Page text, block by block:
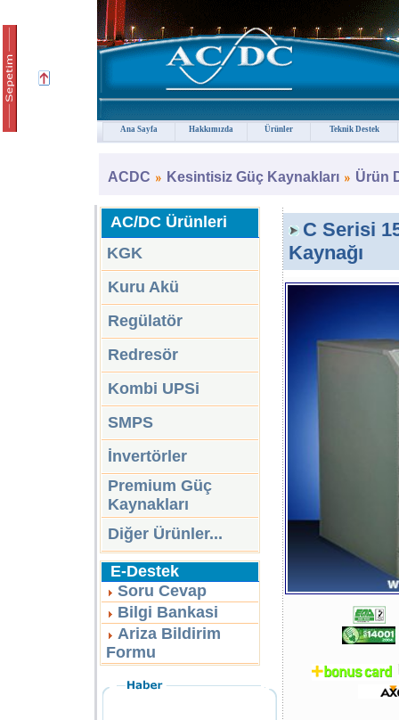
ACDC Kesintisiz Güç Kaynakları Ürün
AC/DC Ürünleri
KGK
Kuru Akü
Regülatör
Redresör
Kombi UPSi
SMPS
İnvertörler
Premium Güç
Kaynakları
Diğer Ürünler...
E-Destek
Soru Cevap
Bilgi Bankasi
Ariza Bildirim
Formu
C Serisi
Kaynağı
Ana Sayfa Hakkımızda Ürünler Teknik Destek